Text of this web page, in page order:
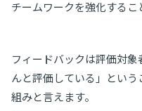
チームワークを強化するこ
フィードバックは評価対
んと評価している」とい
組みと言えます。